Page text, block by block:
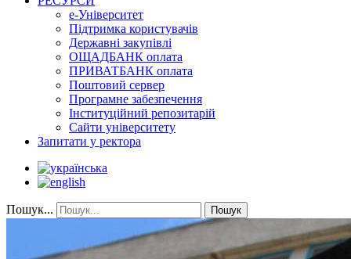
е-Університет
Підтримка користувачів
Державні закупівлі
ОЩАДБАНК оплата
ПРИВАТБАНК оплата
Поштовий сервер
Програмне забезпечення
Інституційний репозитарій
Сайти університету
Запитати у ректора
Пошук... Пошук